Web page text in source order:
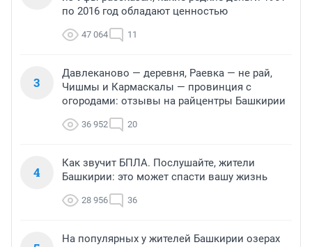
по 2016 год обладают ценностью
47 064 11
3
Давлеканово — деревня, Раевка — не рай,
Чишмы и Кармаскалы — провинция с
огородами: отзывы на райцентры Башкирии
36 952 20
4
Как звучит БПЛА. Послушайте, жители
Башкирии: это может спасти вашу жизнь
28 956 36
На популярных у жителей Башкирии озерах